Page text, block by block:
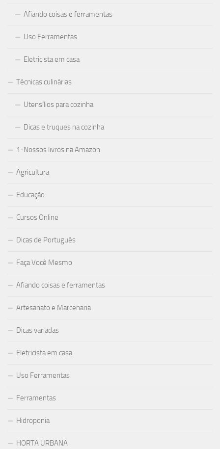
Afiando coisas e ferramentas
Uso Ferramentas
Eletricista em casa
Técnicas culinárias
Utensílios para cozinha
Dicas e truques na cozinha
1-Nossos livros na Amazon
Agricultura
Educação
Cursos Online
Dicas de Português
Faça Você Mesmo
Afiando coisas e ferramentas
Artesanato e Marcenaria
Dicas variadas
Eletricista em casa
Uso Ferramentas
Ferramentas
Hidroponia
HORTA URBANA